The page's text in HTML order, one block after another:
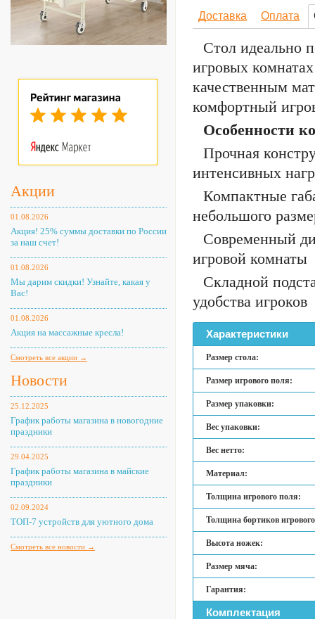
Акции
01.08.2026
Акция! 25% суммы доставки по России
за наш счет!
01.08.2026
Мы дарим скидки! Узнайте, какая у
Вас!
01.08.2026
Акция на массажные кресла!
Смотреть все акции →
Новости
25.12.2025
График работы магазина в новогодние
праздники
29.04.2025
График работы магазина в майские
праздники
02.09.2024
ТОП-7 устройств для уютного дома
Смотреть все новости →
Доставка Оплата
Стол идеально
игровых
качественным
комфортный
Особенности
Прочная
интенсивных
Компактные
небольшого
Современный
игровой комнаты
Складной
удобства игроков
Характеристики
Размер стола:
Размер игрового поля:
Размер упаковки:
Вес упаковки:
Вес нетто:
Материал:
Толщина игрового поля:
Толщина бортиков
Высота ножек:
Размер мяча:
Гарантия:
Комплектация